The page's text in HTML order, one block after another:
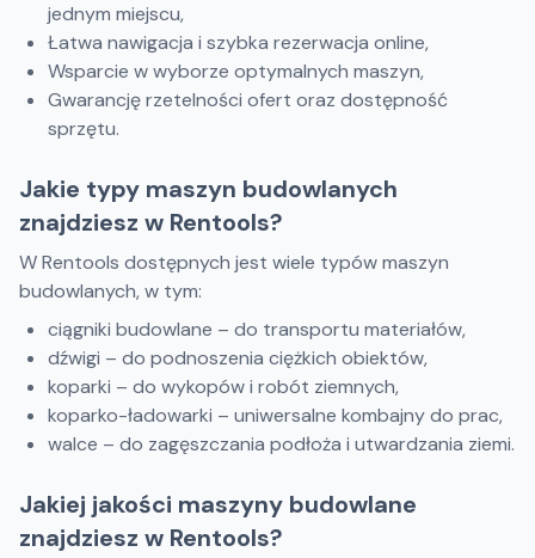
jednym miejscu,
Łatwa nawigacja i szybka rezerwacja online,
Wsparcie w wyborze optymalnych maszyn,
Gwarancję rzetelności ofert oraz dostępność
sprzętu.
Jakie typy maszyn budowlanych
znajdziesz w Rentools?
W Rentools dostępnych jest wiele typów maszyn
budowlanych, w tym:
ciągniki budowlane – do transportu materiałów,
dźwigi – do podnoszenia ciężkich obiektów,
koparki – do wykopów i robót ziemnych,
koparko-ładowarki – uniwersalne kombajny do prac,
walce – do zagęszczania podłoża i utwardzania ziemi.
Jakiej jakości maszyny budowlane
znajdziesz w Rentools?